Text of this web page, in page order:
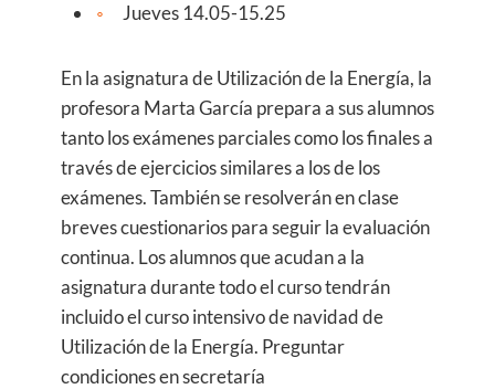
Jueves 14.05-15.25
​En la asignatura de Utilización de la Energía, la
profesora Marta García prepara a sus alumnos
tanto los exámenes parciales como los finales a
través de ejercicios similares a los de los
exámenes. También se resolverán en clase
breves cuestionarios para seguir la evaluación
continua. Los alumnos que acudan a la
asignatura durante todo el curso tendrán
incluido el curso intensivo de navidad de
Utilización de la Energía. Preguntar
condiciones en secretaría